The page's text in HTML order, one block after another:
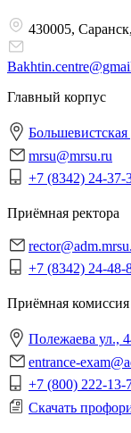
430005,
Главный корпус
Большевистская
mrsu@mrsu.ru
+7 (8342) 24-37-
Приёмная ректора
+7 (8342) 24-48-
Приёмная комиссия
Полежаева ул.,
entrance-
+7 (800) 222-13-
Скачать